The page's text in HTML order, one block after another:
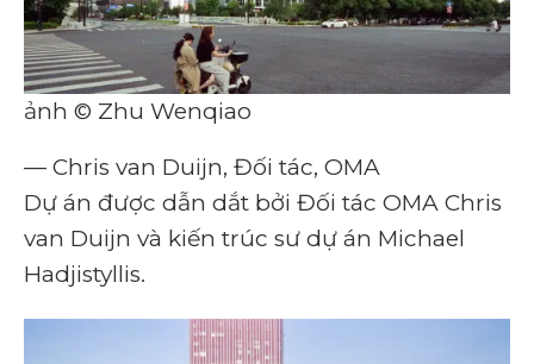
ảnh © Zhu Wenqiao
— Chris van Duijn, Đối tác, OMA
Dự án được dẫn dắt bởi Đối tác OMA Chris
van Duijn và kiến ​​trúc sư dự án Michael
Hadjistyllis.